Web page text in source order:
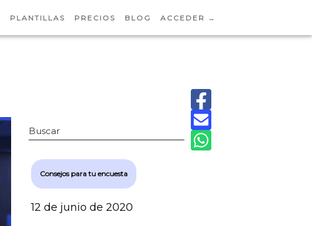
PLANTILLAS PRECIOS BLOG ACCEDER →
Buscar
Consejos para tu encuesta
12 de junio de 2020